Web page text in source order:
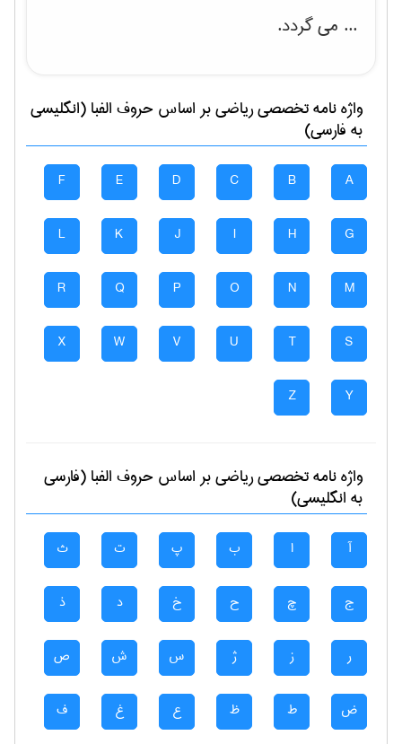
... می گردد.
واژه نامه تخصصیرياضیبر اساس حروف الفبا (انگلیسی
به فارسی)
A
B
C
D
E
F
G
H
I
J
K
L
M
N
O
P
Q
R
S
T
U
V
W
X
Y
Z
واژه نامه تخصصیرياضیبر اساس حروف الفبا (فارسی
به انگلیسی)
آ ا ب پ ت ث
ج چ ح خ د ذ
ر ز ژ س ش ص
ض ط ظ ع غ ف